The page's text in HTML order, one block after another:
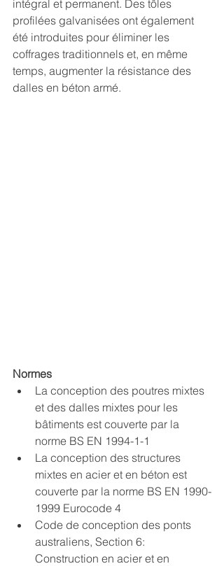
intégral et permanent. Des tôles
profilées galvanisées ont également
été introduites pour éliminer les
coffrages traditionnels et, en même
temps, augmenter la résistance des
dalles en béton armé.
Normes
La conception des poutres mixtes
et des dalles mixtes pour les
bâtiments est couverte par la
norme BS EN 1994-1-1
La conception des structures
mixtes en acier et en béton est
couverte par la norme BS EN 1990-
1999 Eurocode 4
Code de conception des ponts
australiens, Section 6:
Construction en acier et en